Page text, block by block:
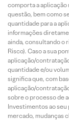
comporta a
questão, bem como
quantidade para a
informações
ainda, consultando o
Risco). Caso a sua
aplicação/
quantidade e/ou
significa que, com
aplicação/
sobre o processo de
Investimentos ao
mercado, mudanças